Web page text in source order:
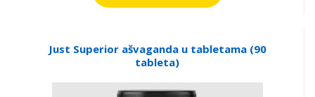
Just Superior ašvaganda u tabletama (90
tableta)